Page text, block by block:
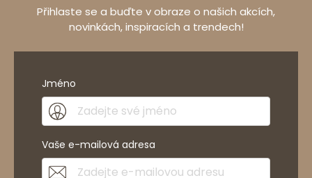
Přihlaste se a buďte v obraze o našich akcích,
novinkách, inspiracích a trendech!
Jméno
Vaše e-mailová adresa